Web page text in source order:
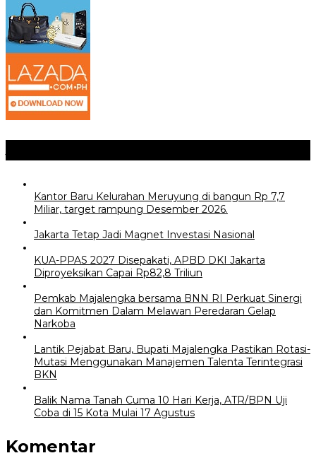
Kantor Baru Kelurahan Meruyung di bangun Rp 7,7
Miliar, target rampung Desember 2026.
Jakarta Tetap Jadi Magnet Investasi Nasional
KUA-PPAS 2027 Disepakati, APBD DKI Jakarta
Diproyeksikan Capai Rp82,8 Triliun
Pemkab Majalengka bersama BNN RI Perkuat Sinergi
dan Komitmen Dalam Melawan Peredaran Gelap
Narkoba
Lantik Pejabat Baru, Bupati Majalengka Pastikan Rotasi-
Mutasi Menggunakan Manajemen Talenta Terintegrasi
BKN
Balik Nama Tanah Cuma 10 Hari Kerja, ATR/BPN Uji
Coba di 15 Kota Mulai 17 Agustus
Komentar